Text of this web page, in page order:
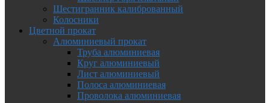
Шестигранник калиброванный
Колосники
Цветной прокат
Алюминиевый прокат
Труба алюминиевая
Круг алюминиевый
Лист алюминиевый
Полоса алюминиевая
Проволока алюминиевая